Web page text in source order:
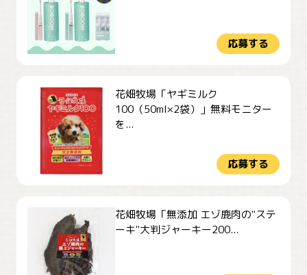
応募する
花畑牧場「ヤギミルク
100（50ml×2袋）」無料モニター
を...
応募する
花畑牧場「無添加 エゾ鹿肉の"ステ
ーキ"大判ジャーキー200...